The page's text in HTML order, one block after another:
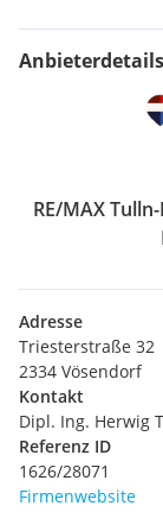
Anbieterdetails
RE/MAX
Adresse
Triesterstraße 32
2334 Vösendorf
Kontakt
Dipl. Ing. Herwig
Referenz ID
1626/28071
Firmenwebsite